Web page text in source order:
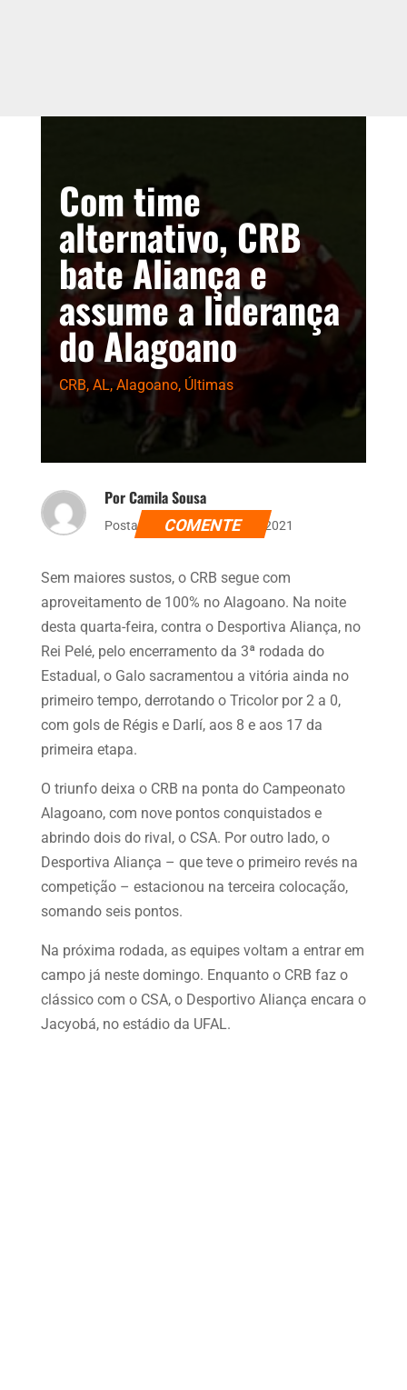
Com time
alternativo, CRB
bate Aliança e
assume a liderança
do Alagoano
CRB, AL,Alagoano, Últimas
Por Camila Sousa
Postado dia 10 de março de 2021
COMENTE
Sem maiores sustos, o CRB segue com
aproveitamento de 100% no Alagoano. Na noite
desta quarta-feira, contra o Desportiva Aliança, no
Rei Pelé, pelo encerramento da 3ª rodada do
Estadual, o Galo sacramentou a vitória ainda no
primeiro tempo, derrotando o Tricolor por 2 a 0,
com gols de Régis e Darlí, aos 8 e aos 17 da
primeira etapa.
O triunfo deixa o CRB na ponta do Campeonato
Alagoano, com nove pontos conquistados e
abrindo dois do rival, o CSA. Por outro lado, o
Desportiva Aliança – que teve o primeiro revés na
competição – estacionou na terceira colocação,
somando seis pontos.
Na próxima rodada, as equipes voltam a entrar em
campo já neste domingo. Enquanto o CRB faz o
clássico com o CSA, o Desportivo Aliança encara o
Jacyobá, no estádio da UFAL.